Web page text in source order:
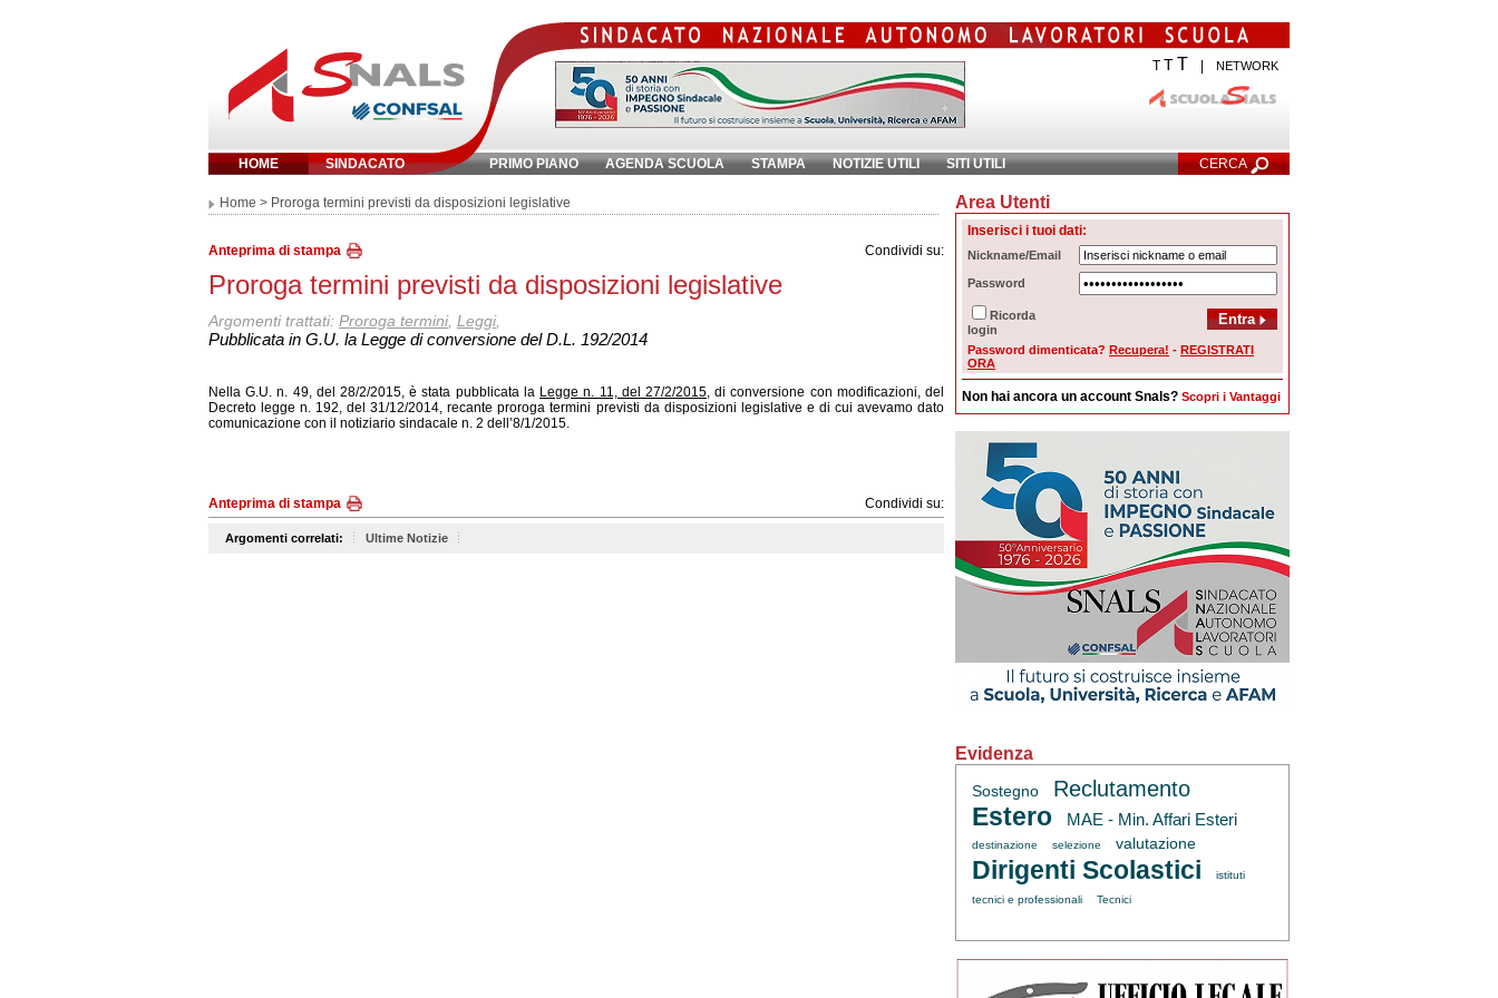
T TT NETWORK
HOME SINDACATO PRIMO PIANO AGENDA SCUOLA STAMPA NOTIZIE UTILI SITI UTILI CERCA
Inserisci parola chiave: Ricerca Avanzata
Home > Proroga termini previsti da disposizioni legislative
Anteprima di stampa Condividi su:
Proroga termini previsti da disposizioni legislative
Argomenti trattati: Proroga termini, Leggi,
Pubblicata in G.U. la Legge di conversione del D.L. 192/2014
Nella G.U. n. 49, del 28/2/2015, è stata pubblicata la Legge n. 11, del 27/2/2015, di conversione con modificazioni, del
Decreto legge n. 192, del 31/12/2014, recante proroga termini previsti da disposizioni legislative e di cui avevamo dato
comunicazione con il notiziario sindacale n. 2 dell’8/1/2015.
Anteprima di stampa Condividi su:
Argomenti correlati: Ultime Notizie
Area Utenti
Inserisci i tuoi dati:
Nickname/Email
Password
Ricorda
login
Password dimenticata? Recupera! - REGISTRATI
ORA
Non hai ancora un account Snals? Scopri i Vantaggi
Evidenza
Sostegno Reclutamento
Estero MAE - Min. Affari Esteri
destinazione selezione valutazione
Dirigenti Scolastici
istituti
tecnici e professionali
Tecnici